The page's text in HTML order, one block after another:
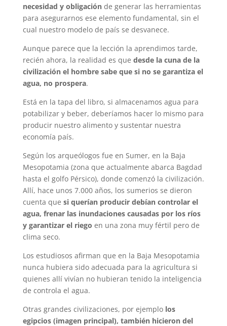
necesidad y obligaciónde generar las herramientas
para asegurarnos ese elemento fundamental, sin el
cual nuestro modelo de país se desvanece.
Aunque parece que la lección la aprendimos tarde,
recién ahora, la realidad es que desde la cuna de la
civilización el hombre sabe que si no se garantiza el
agua, no prospera.
Está en la tapa del libro, si almacenamos agua para
potabilizar y beber, deberíamos hacer lo mismo para
producir nuestro alimento y sustentar nuestra
economía país.
Según los arqueólogos fue en Sumer, en la Baja
Mesopotamia (zona que actualmente abarca Bagdad
hasta el golfo Pérsico), donde comenzó la civilización.
Allí, hace unos 7.000 años, los sumerios se dieron
cuenta que si querían producir debían controlar el
agua, frenar las inundaciones causadas por los ríos
y garantizar el riego en una zona muy fértil pero de
clima seco.
Los estudiosos afirman que en la Baja Mesopotamia
nunca hubiera sido adecuada para la agricultura si
quienes allí vivían no hubieran tenido la inteligencia
de controla el agua.
Otras grandes civilizaciones, por ejemplolos
egipcios (imagen principal), también hicieron del